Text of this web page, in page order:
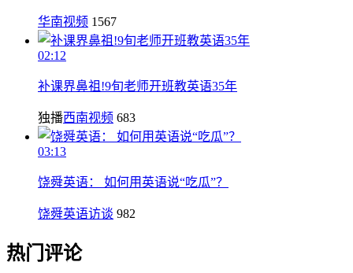
华南视频 1567
02:12
补课界鼻祖!9旬老师开班教英语35年
独播西南视频 683
03:13
饶舜英语： 如何用英语说“吃瓜”？
饶舜英语访谈 982
热门评论